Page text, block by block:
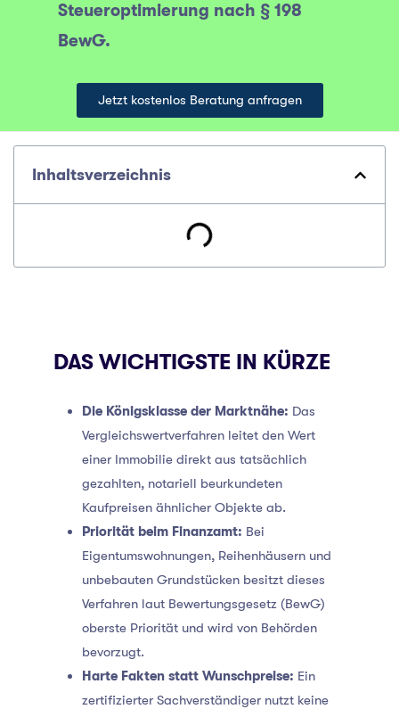
Steueroptimierung nach § 198
BewG.
Jetzt kostenlos Beratung anfragen
Inhaltsverzeichnis
DAS WICHTIGSTE IN KÜRZE
Die Königsklasse der Marktnähe: Das
Vergleichswertverfahren leitet den Wert
einer Immobilie direkt aus tatsächlich
gezahlten, notariell beurkundeten
Kaufpreisen ähnlicher Objekte ab.
Priorität beim Finanzamt: Bei
Eigentumswohnungen, Reihenhäusern und
unbebauten Grundstücken besitzt dieses
Verfahren laut Bewertungsgesetz (BewG)
oberste Priorität und wird von Behörden
bevorzugt.
Harte Fakten statt Wunschpreise: Ein
zertifizierter Sachverständiger nutzt keine